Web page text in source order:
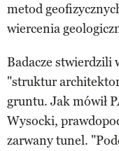
metod
wiercenia
Badacze stwierdzili
"struktur
gruntu. Jak mówił
Wysocki,
zarwany tunel.